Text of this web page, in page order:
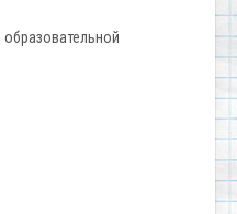
образовательной